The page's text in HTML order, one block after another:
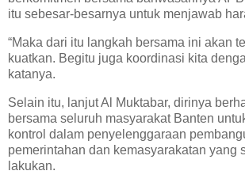
itu sebesar-besarnya untuk menjawab
“Maka dari itu langkah bersama ini akan
kuatkan. Begitu juga koordinasi kita
katanya.
Selain itu, lanjut Al Muktabar, dirinya
bersama seluruh masyarakat Banten
kontrol dalam penyelenggaraan
pemerintahan dan kemasyarakatan yang
lakukan.